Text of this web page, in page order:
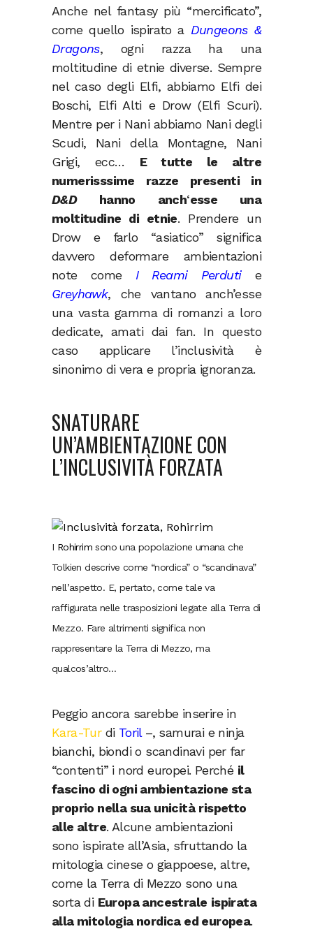
Anche nel fantasy più “mercificato”,
come quello ispirato a Dungeons &
Dragons, ogni razza ha una
moltitudine di etnie diverse. Sempre
nel caso degli Elfi, abbiamo Elfi dei
Boschi, Elfi Alti e Drow (Elfi Scuri).
Mentre per i Nani abbiamo Nani degli
Scudi, Nani della Montagne, Nani
Grigi, ecc… E tutte le altre
numerisssime razze presenti in
D&Dhanno anch‘esse una
moltitudine di etnie. Prendere un
Drow e farlo “asiatico” significa
davvero deformare ambientazioni
note come I Reami Perdutie
Greyhawk, che vantano anch’esse
una vasta gamma di romanzi a loro
dedicate, amati dai fan. In questo
caso applicare l’inclusività è
sinonimo di vera e propria ignoranza.
SNATURARE
UN’AMBIENTAZIONE CON
L’INCLUSIVITÀ FORZATA
I Rohirrim sono una popolazione umana che
Tolkien descrive come “nordica” o “scandinava”
nell’aspetto. E, pertato, come tale va
raffigurata nelle trasposizioni legate alla Terra di
Mezzo. Fare altrimenti significa non
rappresentare la Terra di Mezzo, ma
qualcos’altro…
Peggio ancora sarebbe inserire in
Kara-Turdi Toril–, samurai e ninja
bianchi, biondi o scandinavi per far
“contenti” i nord europei. Perché il
fascino di ogni ambientazione sta
proprio nella sua unicità rispetto
alle altre. Alcune ambientazioni
sono ispirate all’Asia, sfruttando la
mitologia cinese o giappoese, altre,
come la Terra di Mezzo sono una
sorta di Europa ancestrale ispirata
alla mitologia nordica ed europea.